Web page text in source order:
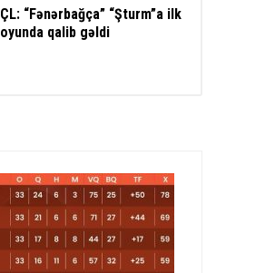
ÇL: “Fənərbağça” “Şturm”a ilk
oyunda qalib gəldi